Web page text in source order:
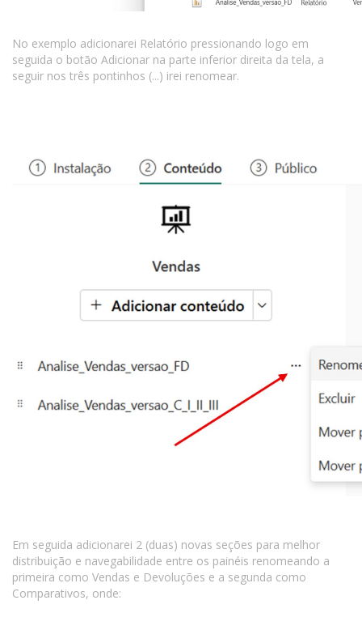
No exemplo adicionarei Relatório pressionando logo em
seguida o botão Adicionar na parte inferior direita da tela, a
seguir nos três pontinhos (...) irei renomear.
Em seguida adicionarei 2 (duas) novas seções para melhor
distribuição e navegabilidade entre os painéis renomeando a
primeira como Vendas e Devoluções e a segunda como
Comparativos, onde: